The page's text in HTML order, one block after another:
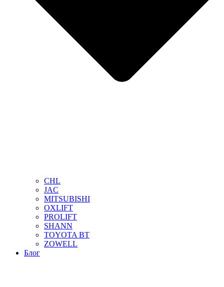
CHL
JAC
MITSUBISHI
OXLIFT
PROLIFT
SHANN
TOYOTA BT
ZOWELL
Блог